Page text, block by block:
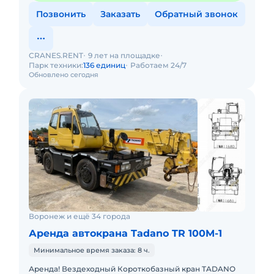
Позвонить Заказать Обратный звонок
Обновлено сегодня
CRANES.RENT 9 лет на площадке
Парк техники:136 единиц Работаем 24/7
Воронеж и ещё 34 города
Аренда автокрана Tadano TR 100M-1
Минимальное время заказа: 8 ч.
Аренда! Вездеходный Короткобазный кран TADANO